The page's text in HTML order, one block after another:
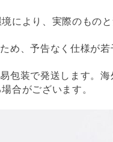
により、実際のもの
め、予告なく仕様が若
包装で発送します。
合がございます。